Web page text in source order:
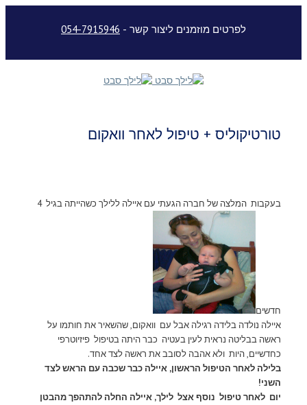
לפרטים מוזמנים ליצור קשר - 054-7915946
טורטיקוליס + טיפול לאחר וואקום
בעקבות המלצה של חברה הגעתי עם איילה ללילך כשהייתה בגיל 4
חדשים
איילה נולדה בלידה רגילה אבל עם וואקום, שהשאיר את חותמו על
ראשה בבליטה נראית לעין בעטיה כבר היתה בטיפול פיזיוטרפי
כחדשיים, היות ולא אהבה לסובב את ראשה לצד אחד.
בלילה לאחר הטיפול הראשון, איילה כבר שכבה עם הראש לצד
השני!
יום לאחר טיפול נוסף אצל לילך, איילה החלה להתהפך מהבטן